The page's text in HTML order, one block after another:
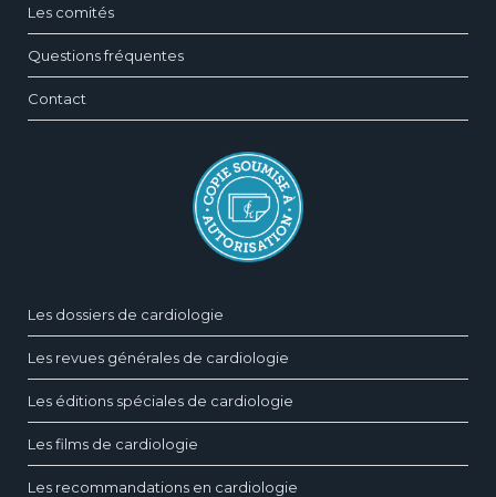
Les comités
Questions fréquentes
Contact
Les dossiers de cardiologie
Les revues générales de cardiologie
Les éditions spéciales de cardiologie
Les films de cardiologie
Les recommandations en cardiologie